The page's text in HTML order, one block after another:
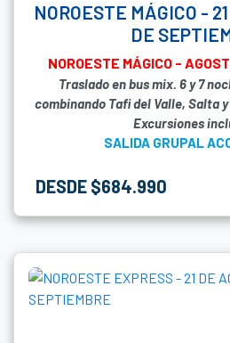
NOROESTE MÁGICO -
DE
NOROESTE MÁGICO -
Traslado en bus mix. 6 y 7
combinando Tafi del Valle, Salta
Excursiones
SALIDA GRUPAL
DESDE $684.990